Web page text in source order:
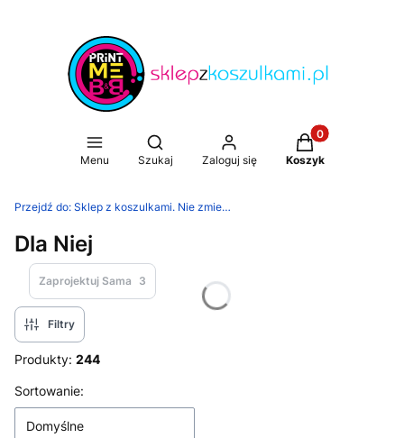
Menu
Otwórz wyszukiwarkę
Szukaj Zaloguj się
Produkty w
Koszyk
Przejdź do: Sklep z koszulkami. Nie zmienisz świata, ale możesz zmienić koszulkę
Dla Niej
Zaprojektuj Sama 3
Filtry
Produkty: 244
Lista produktów
Sortowanie:
Domyślne